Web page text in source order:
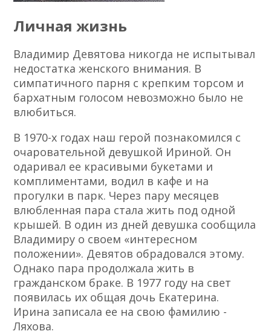
Личная жизнь
Владимир Девятова никогда не испытывал
недостатка женского внимания. В
симпатичного парня с крепким торсом и
бархатным голосом невозможно было не
влюбиться.
В 1970-х годах наш герой познакомился с
очаровательной девушкой Ириной. Он
одаривал ее красивыми букетами и
комплиментами, водил в кафе и на
прогулки в парк. Через пару месяцев
влюбленная пара стала жить под одной
крышей. В один из дней девушка сообщила
Владимиру о своем «интересном
положении». Девятов обрадовался этому.
Однако пара продолжала жить в
гражданском браке. В 1977 году на свет
появилась их общая дочь Екатерина.
Ирина записала ее на свою фамилию -
Ляхова.